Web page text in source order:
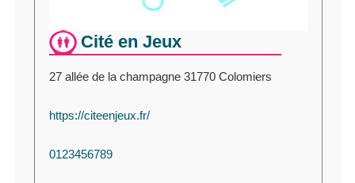
Cité en Jeux
27 allée de la champagne 31770 Colomiers
https://citeenjeux.fr/
0123456789